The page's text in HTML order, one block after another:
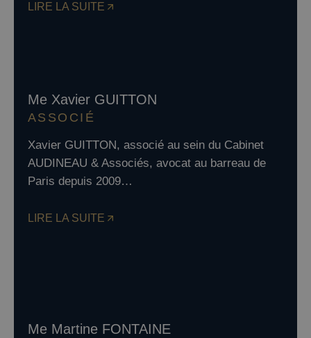
LIRE LA SUITE
Me Xavier GUITTON
ASSOCIÉ
Xavier GUITTON, associé au sein du Cabinet
AUDINEAU & Associés, avocat au barreau de
Paris depuis 2009…
LIRE LA SUITE
Me Martine FONTAINE